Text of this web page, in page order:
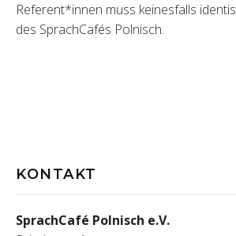
Referent*innen muss keinesfalls
des SprachCafés Polnisch.
KONTAKT
SprachCafé Polnisch e.V.